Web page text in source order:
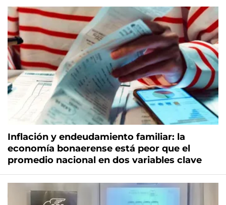
Inflación y endeudamiento familiar: la
economía bonaerense está peor que el
promedio nacional en dos variables clave